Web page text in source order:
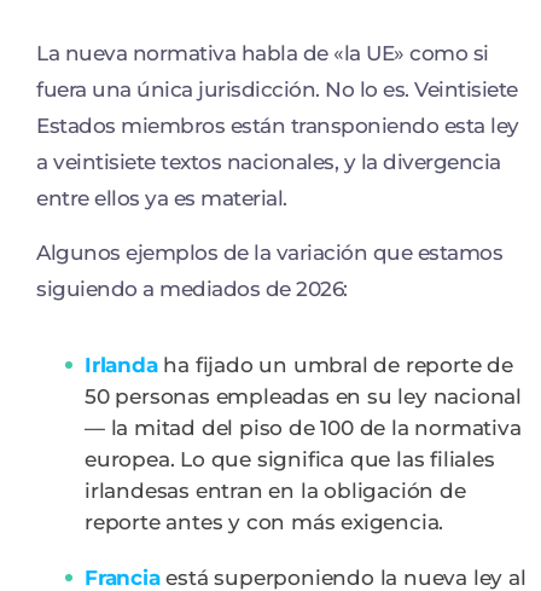
La nueva normativa habla de «la UE» como si
fuera una única jurisdicción. No lo es. Veintisiete
Estados miembros están transponiendo esta ley
a veintisiete textos nacionales, y la divergencia
entre ellos ya es material.
Algunos ejemplos de la variación que estamos
siguiendo a mediados de 2026:
Irlandaha fijado un umbral de reporte de
50 personas empleadas en su ley nacional
— la mitad del piso de 100 de la normativa
europea. Lo que significa que las filiales
irlandesas entran en la obligación de
reporte antes y con más exigencia.
Franciaestá superponiendo la nueva ley al